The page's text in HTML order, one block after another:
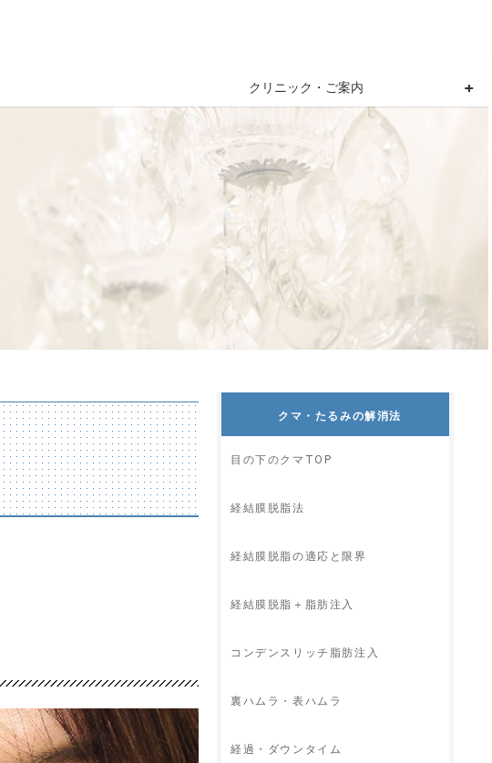
クリニック・ご案内
クマ・たるみの解消法
目の下のクマTOP
経結膜脱脂法
経結膜脱脂の適応と限界
経結膜脱脂＋脂肪注入
コンデンスリッチ脂肪注入
裏ハムラ・表ハムラ
経過・ダウンタイム